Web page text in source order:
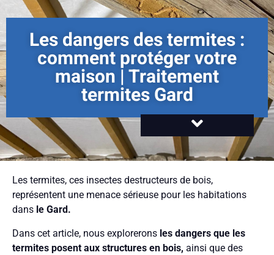
Les dangers des termites :
comment protéger votre
maison | Traitement
termites Gard
Les termites, ces insectes destructeurs de bois,
représentent une menace sérieuse pour les habitations
dans le Gard.
Dans cet article, nous explorerons les dangers que les
termites posent aux structures en bois, ainsi que des